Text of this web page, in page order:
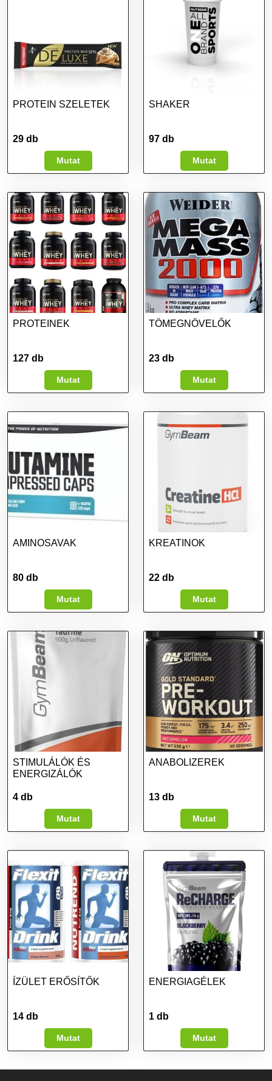
PROTEIN SZELETEK
29 db
Mutat
SHAKER
97 db
Mutat
PROTEINEK
127 db
Mutat
TÖMEGNÖVELŐK
23 db
Mutat
AMINOSAVAK
80 db
Mutat
KREATINOK
22 db
Mutat
STIMULÁLÓK ÉS
ENERGIZÁLÓK
4 db
Mutat
ANABOLIZEREK
13 db
Mutat
ÍZÜLET ERŐSÍTŐK
14 db
Mutat
ENERGIAGÉLEK
1 db
Mutat